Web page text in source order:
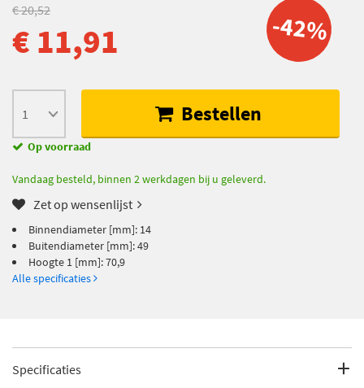
-42%
€ 20,52
€ 11,91
Bestellen
Op voorraad
Vandaag besteld, binnen 2 werkdagen bij u geleverd.
Zet op wensenlijst
Binnendiameter [mm]: 14
Buitendiameter [mm]: 49
Hoogte 1 [mm]: 70,9
Alle specificaties
Specificaties